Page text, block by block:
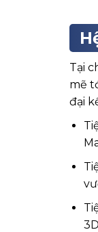
Tại
mẽ
đại